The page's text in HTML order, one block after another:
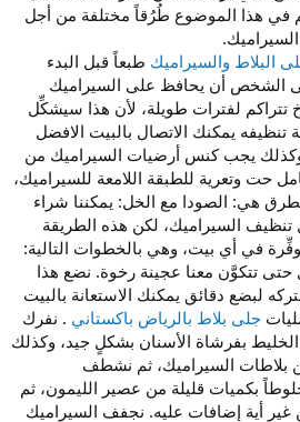
في هذا الموضوع طُرُقاً مختلفة من أجل
البلاط والسيراميك طبعاً قبل البدء
الشخص أن يحافظ على السيراميك
تتراكم لفترات طويلة، لأن هذا سيشكِّل
يمكنك الاتصال بالبيت الافضل
يجب كنس أرضيات السيراميك من
حت وتعرية للطبقة اللامعة للسيراميك،
هي: الصودا مع الخل: يمكننا شراء
السيراميك، لكن هذه الطريقة
في أي بيت، وهي بالخطوات التالية:
حتى تتكوَّن معنا عجينة رخوة. نضع هذا
لبضع دقائق يمكنك الاستعانة بالبيت
جلى بلاط بالرياض باكستاني . نفرك
الخليط بفرشاة الأسنان بشكلٍ جيد، وكذلك
بلاطات السيراميك، ثم نشطف
بكميات قليلة من عصير الليمون، ثم
أية إضافات عليه. نجفف السيراميك